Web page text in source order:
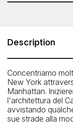
Meeting Point:
and Spring Street)
Telefono: 646-
Description
Concentriamo
New York
Manhattan.
l'architettura del
avvistando
sue strade alla